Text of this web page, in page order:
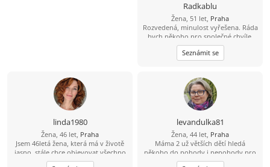
Radkablu
Žena, 51 let, Praha
Rozvedená, minulost vyřešena. Ráda
bych někoho pro společné chvíle.
Mám ráda upřímnost a rozhodně
vím co chci.
Seznámit se
linda1980
Žena, 46 let, Praha
Jsem 46letá žena, která má v životě
jasno, stále chce objevovat všechno
hezké, co život nabízí. Láká mě
levandulka81
Žena, 44 let, Praha
Máma 2 už větších dětí hledá
někoho do pohody i nepohody pro
nás 3. Jsem poměrně akční, ale umím